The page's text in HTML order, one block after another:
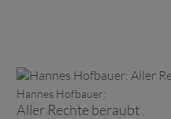
Hannes Hofbauer:
Aller Rechte beraubt